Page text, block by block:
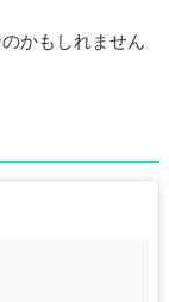
かもしれません